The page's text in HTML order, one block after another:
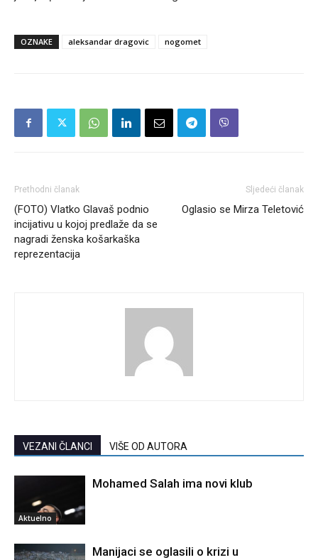
OZNAKE aleksandar dragovic nogomet
Prethodni članak
(FOTO) Vlatko Glavaš podnio
incijativu u kojoj predlaže da se
nagradi ženska košarkaška
reprezentacija
Sljedeći članak
Oglasio se Mirza Teletović
VEZANI ČLANCI VIŠE OD AUTORA
Aktuelno
Mohamed Salah ima novi klub
Manijaci se oglasili o krizi u